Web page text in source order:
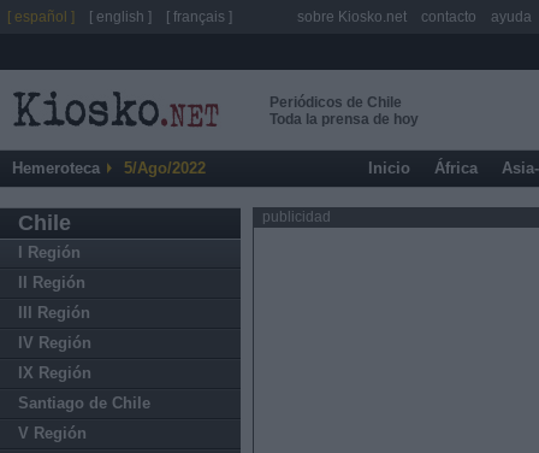
Periódicos de Chile
Toda la prensa de hoy
Hemeroteca 5/Ago/2022 Inicio África
Chile
I Región
II Región
III Región
IV Región
IX Región
Santiago de Chile
V Región
publicidad
[ español ] [ english ] [ français ] sobre Kiosko.net contacto ayuda